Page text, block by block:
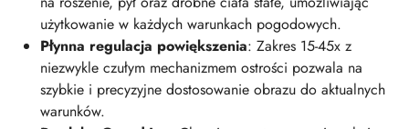
użytkowanie w każdych warunkach pogodowych.
Płynna regulacja powiększenia: Zakres 15-45x z
niezwykle czułym mechanizmem ostrości pozwala na
szybkie i precyzyjne dostosowanie obrazu do aktualnych
warunków.